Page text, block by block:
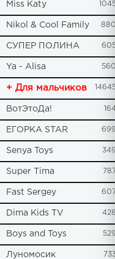
Miss Katy
Nikol & Cool Family 880
СУПЕР ПОЛИНА
Ya - Alisa 560
+ Для мальчиков
ВотЭтоДа!
ЕГОРКА STAR 699
Senya Toys 349
Super Tima 787
Fast Sergey 607
Dima Kids TV 428
Boys and Toys 529
Луномосик